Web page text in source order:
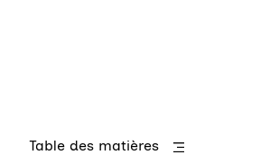
Table des matières